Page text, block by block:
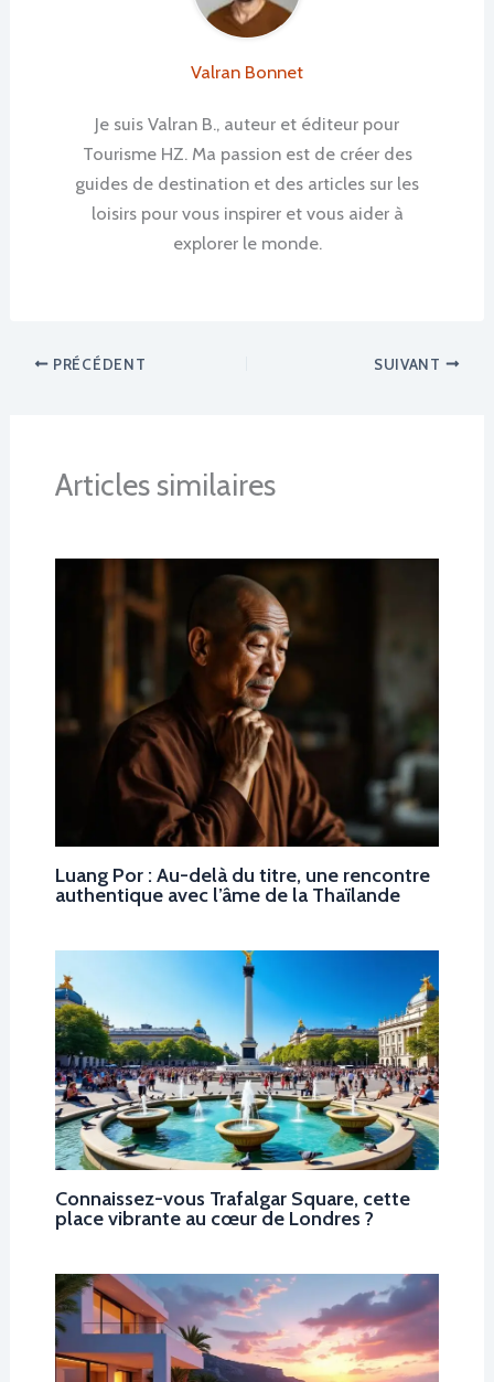
Valran Bonnet
Je suis Valran B., auteur et éditeur pour
Tourisme HZ. Ma passion est de créer des
guides de destination et des articles sur les
loisirs pour vous inspirer et vous aider à
explorer le monde.
PRÉCÉDENT SUIVANT
Articles similaires
Luang Por : Au-delà du titre, une rencontre
authentique avec l’âme de la Thaïlande
Connaissez-vous Trafalgar Square, cette
place vibrante au cœur de Londres ?